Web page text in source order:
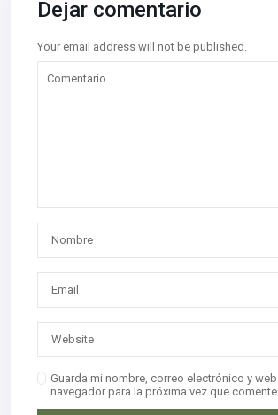
Dejar comentario
Your email address will not be published.
Guarda mi nombre, correo electrónico y
navegador para la próxima vez que